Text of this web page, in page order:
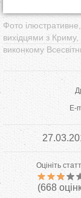
Фото
вихідцями з Криму,
виконкому
E-
Оцініть
(668